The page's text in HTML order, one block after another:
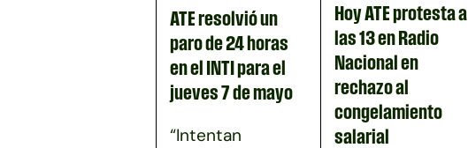
ATE resolvió un
paro de 24 horas
en el INTI para el
jueves 7 de mayo
“Intentan
Hoy ATE protesta a
las 13 en Radio
Nacional en
rechazo al
congelamiento
salarial